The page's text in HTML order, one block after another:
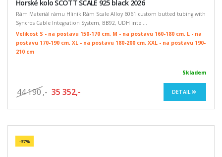
Horské kolo SCOTT SCALE 925 black 2026
Rám Materiál rámu Hliník Rám Scale Alloy 6061 custom butted tubing with
Syncros Cable Integration System, BB92, UDH inte ...
Velikost S - na postavu 150-170 cm, M - na postavu 160-180 cm, L - na
postavu 170-190 cm, XL - na postavu 180-200 cm, XXL - na postavu 190-
210 cm
Skladem
44 190 ,- 35 352,- DETAIL
-37%